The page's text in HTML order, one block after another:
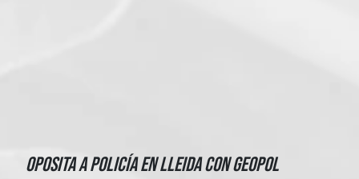
Oposita a Policía en Lleida con Geopol